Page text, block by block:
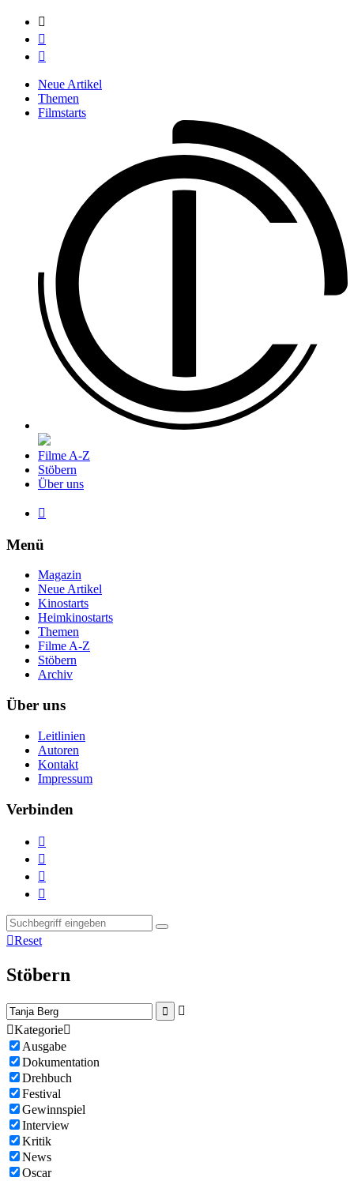



Neue Artikel
Themen
Filmstarts
Filme A-Z
Stöbern
Über uns

Menü
Magazin
Neue Artikel
Kinostarts
Heimkinostarts
Themen
Filme A-Z
Stöbern
Archiv
Über uns
Leitlinien
Autoren
Kontakt
Impressum
Verbinden




Reset
Stöbern


Kategorie
Ausgabe
Dokumentation
Drehbuch
Festival
Gewinnspiel
Interview
Kritik
News
Oscar